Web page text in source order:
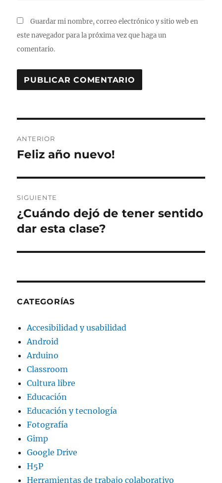
Guardar mi nombre, correo electrónico y sitio web en
este navegador para la próxima vez que haga un
comentario.
de
ANTERIOR
Entrada
Feliz año nuevo!
SIGUIENTE
Entrada
siguiente:
¿Cuándo dejó de tener sentido
dar esta clase?
CATEGORÍAS
Accesibilidad y usabilidad
Android
Arduino
Classroom
Cultura libre
Educación
Educación y tecnología
Fotografía
Gimp
Google Drive
H5P
Herramientas de trabajo colaborativo